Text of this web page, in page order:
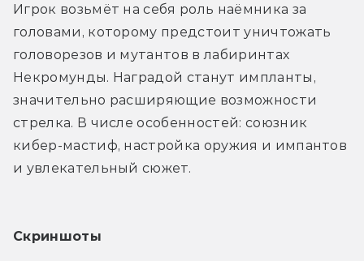
Игрок возьмёт на себя роль наёмника за
головами, которому предстоит уничтожать
головорезов и мутантов в лабиринтах
Некромунды. Наградой станут импланты,
значительно расширяющие возможности
стрелка. В числе особенностей: союзник
кибер-мастиф, настройка оружия и импантов
и увлекательный сюжет.
Скриншоты